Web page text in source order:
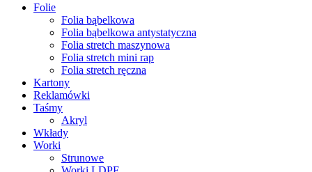
Folie
Folia bąbelkowa
Folia bąbelkowa antystatyczna
Folia stretch maszynowa
Folia stretch mini rap
Folia stretch ręczna
Kartony
Reklamówki
Taśmy
Akryl
Wkłady
Worki
Strunowe